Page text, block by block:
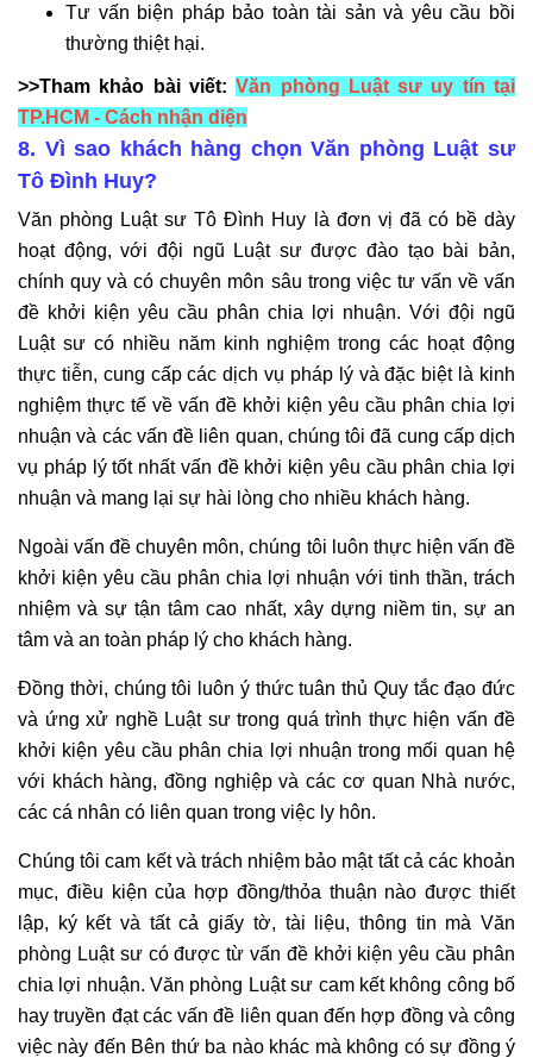
Tư vấn biện pháp bảo toàn tài sản và yêu cầu bồi
thường thiệt hại.
>>Tham khảo bài viết:Văn phòng Luật sư uy tín tại
TP.HCM - Cách nhận diện
8. Vì sao khách hàng chọn Văn phòng Luật sư
Tô Đình Huy?
Văn phòng Luật sư Tô Đình Huy là đơn vị đã có bề dày
hoạt động, với đội ngũ Luật sư được đào tạo bài bản,
chính quy và có chuyên môn sâu trong việc tư vấn về vấn
đề khởi kiện yêu cầu phân chia lợi nhuận. Với đội ngũ
Luật sư có nhiều năm kinh nghiệm trong các hoạt động
thực tiễn, cung cấp các dịch vụ pháp lý và đặc biệt là kinh
nghiệm thực tế về vấn đề khởi kiện yêu cầu phân chia lợi
nhuận và các vấn đề liên quan, chúng tôi đã cung cấp dịch
vụ pháp lý tốt nhất vấn đề khởi kiện yêu cầu phân chia lợi
nhuận và mang lại sự hài lòng cho nhiều khách hàng.
Ngoài vấn đề chuyên môn, chúng tôi luôn thực hiện vấn đề
khởi kiện yêu cầu phân chia lợi nhuận với tinh thần, trách
nhiệm và sự tận tâm cao nhất, xây dựng niềm tin, sự an
tâm và an toàn pháp lý cho khách hàng.
Đồng thời, chúng tôi luôn ý thức tuân thủ Quy tắc đạo đức
và ứng xử nghề Luật sư trong quá trình thực hiện vấn đề
khởi kiện yêu cầu phân chia lợi nhuận trong mối quan hệ
với khách hàng, đồng nghiệp và các cơ quan Nhà nước,
các cá nhân có liên quan trong việc ly hôn.
Chúng tôi cam kết và trách nhiệm bảo mật tất cả các khoản
mục, điều kiện của hợp đồng/thỏa thuận nào được thiết
lập, ký kết và tất cả giấy tờ, tài liệu, thông tin mà Văn
phòng Luật sư có được từ vấn đề khởi kiện yêu cầu phân
chia lợi nhuận. Văn phòng Luật sư cam kết không công bố
hay truyền đạt các vấn đề liên quan đến hợp đồng và công
việc này đến Bên thứ ba nào khác mà không có sự đồng ý